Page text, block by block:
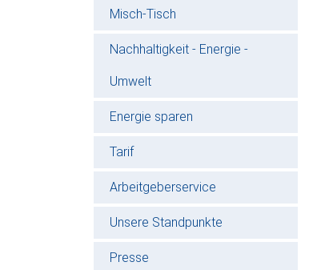
Misch-Tisch
Nachhaltigkeit - Energie -
Umwelt
Energie sparen
Tarif
Arbeitgeberservice
Unsere Standpunkte
Presse